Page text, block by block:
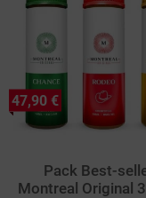
Pack Best-
Montreal Original
47,90 €